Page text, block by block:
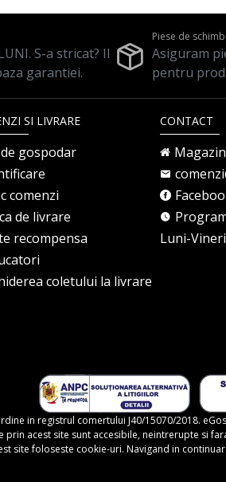
S-a stricat? Il
garantiei.
Piese de schimb
Asiguram
pentru
SI LIVRARE
gospodar
comenzi
de livrare
recompensa
coletului la livrare
CONTACT
Luni-
in registrul comertului J40/15070/2018.
acest site sunt accesibile, neintrerupte si
site foloseste cookie-uri. Navigand in